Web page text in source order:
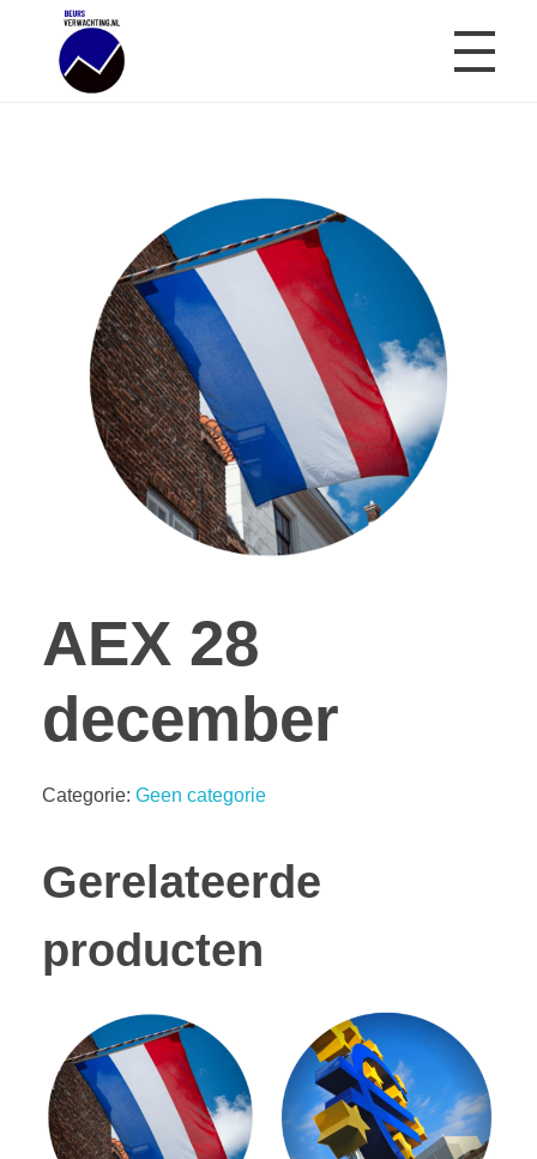
AEX 28
december
Categorie: Geen categorie
Gerelateerde
producten